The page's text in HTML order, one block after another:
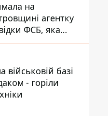
на
агентку
ФСБ, яка
–
за військовими
базі
- горіли